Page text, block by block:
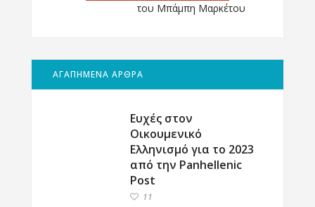
του Μπάμπη Μαρκέτου
ΑΓΑΠΗΜΕΝΑ ΑΡΘΡΑ
Ευχές στον
Οικουμενικό
Ελληνισμό για το 2023
από την Panhellenic
Post
11